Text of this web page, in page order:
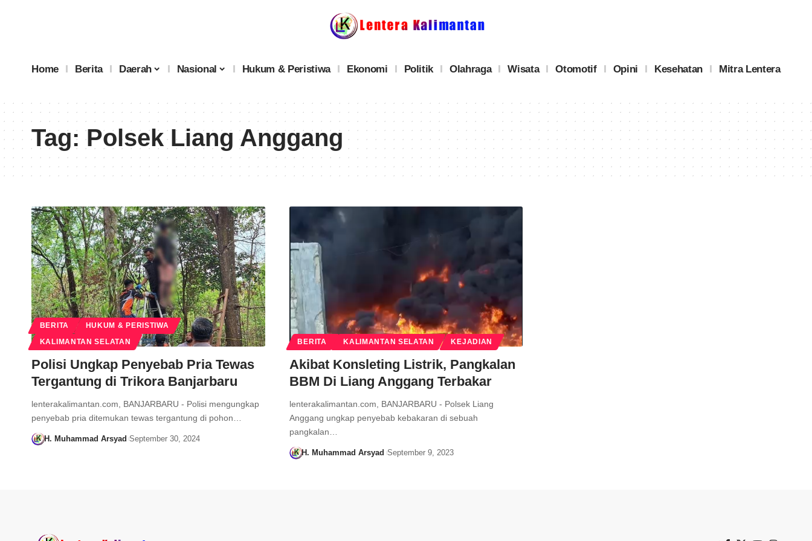
Home Berita Daerah Nasional Hukum & Peristiwa Ekonomi Politik Olahraga Wisata Otomotif Opini Kesehatan Mitra Lentera
Tag:Polsek Liang Anggang
BERITA HUKUM & PERISTIWA
KALIMANTAN SELATAN
Polisi Ungkap Penyebab Pria Tewas
Tergantung di Trikora Banjarbaru
lenterakalimantan.com, BANJARBARU - Polisi mengungkap
penyebab pria ditemukan tewas tergantung di pohon…
H. Muhammad Arsyad September 30, 2024
BERITA KALIMANTAN SELATAN KEJADIAN
Akibat Konsleting Listrik, Pangkalan
BBM Di Liang Anggang Terbakar
lenterakalimantan.com, BANJARBARU - Polsek Liang
Anggang ungkap penyebab kebakaran di sebuah
pangkalan…
H. Muhammad Arsyad September 9, 2023